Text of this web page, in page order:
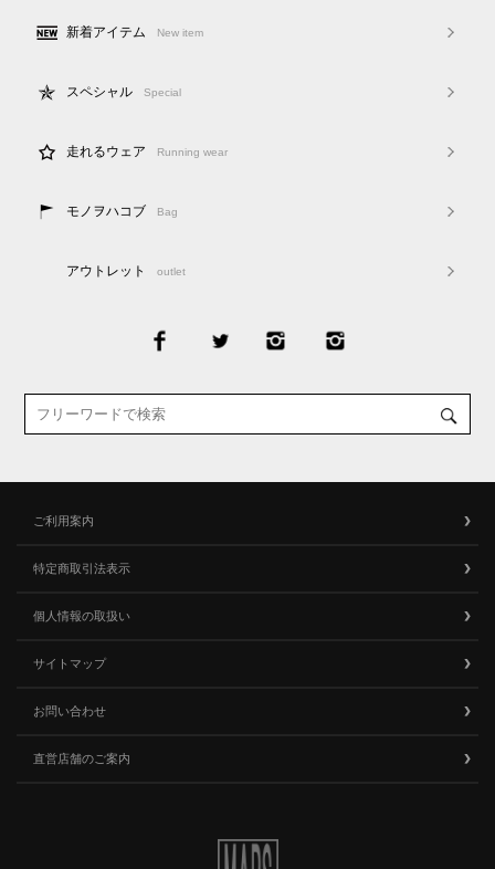
新着アイテム New item
スペシャル Special
走れるウェア Running wear
モノヲハコブ Bag
アウトレット outlet
ご利用案内
特定商取引法表示
個人情報の取扱い
サイトマップ
お問い合わせ
直営店舗のご案内